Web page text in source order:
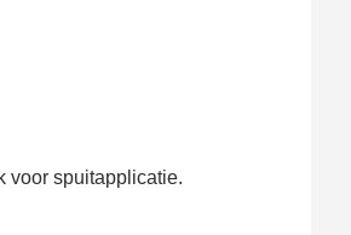
voor spuitapplicatie.